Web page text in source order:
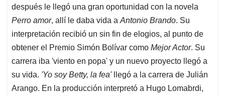
después le llegó una gran oportunidad con la novela
Perro amor, allí le daba vida a Antonio Brando. Su
interpretación recibió un sin fin de elogios, al punto de
obtener el Premio Simón Bolívar como Mejor Actor. Su
carrera iba 'viento en popa' y un nuevo proyecto llegó a
su vida. 'Yo soy Betty, la fea'llegó a la carrera de Julián
Arango. En la producción interpretó a Hugo Lomabrdi,